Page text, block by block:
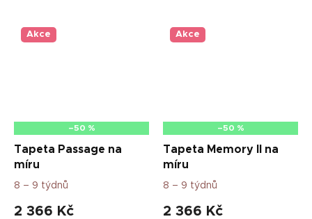
Akce
–50 %
Tapeta Passage na
míru
8 – 9 týdnů
2 366 Kč
Akce
–50 %
Tapeta Memory II na
míru
8 – 9 týdnů
2 366 Kč